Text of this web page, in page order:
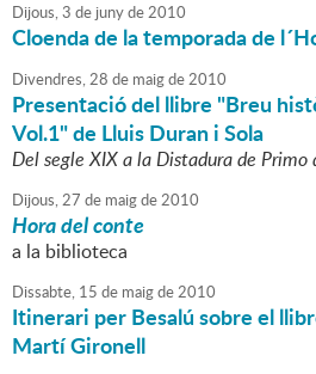
Dijous,3 de junyde2010
Cloenda de la temporada de
Divendres,28 de maigde2010
Presentació del llibre "Breu
Vol.1" de Lluis Duran i Sola
Del segle XIX a la Distadura de Primo
Dijous,27 de maigde2010
Hora del conte
a la biblioteca
Dissabte, 15 de maigde2010
Itinerari per Besalú sobre el
Martí Gironell